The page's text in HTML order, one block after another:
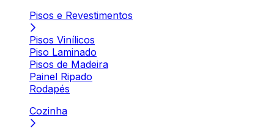
Pisos e Revestimentos
Pisos Vinílicos
Piso Laminado
Pisos de Madeira
Painel Ripado
Rodapés
Cozinha